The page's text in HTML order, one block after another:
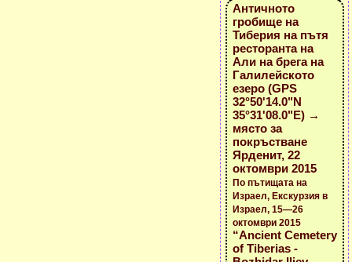
Античното
гробище на
Тиберия на пътя
ресторанта на
Али на брега на
Галилейското
езеро (GPS
32°50'14.0"N
35°31'08.0"E) →
място за
покръстване
Ярденит, 22
октомври 2015
По пътищата на
Израел, Екскурзия в
Израел, 15—26
октомври 2015
“Ancient Cemetery
of Tiberias -